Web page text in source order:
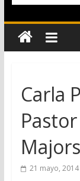
Carla
21 mayo, 2014